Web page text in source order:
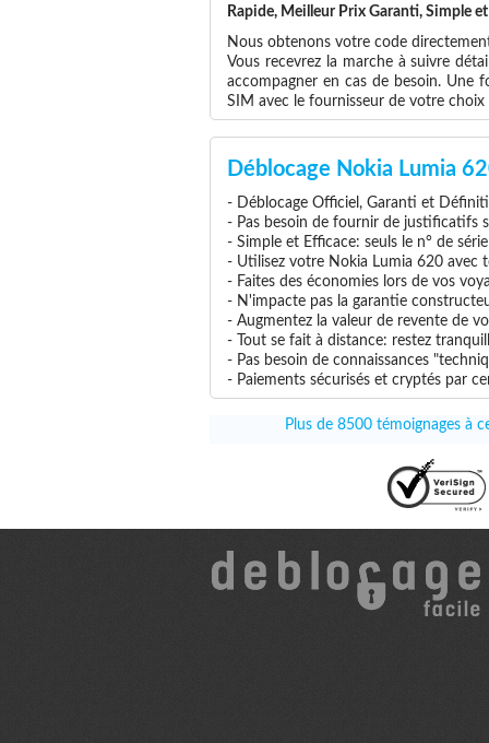
Rapide, Meilleur Prix Garanti, Simple
Nous obtenons votre code
Vous recevrez la marche à suivre
accompagner en cas de besoin. Une
SIM avec le fournisseur de votre
Déblocage Nokia Lumia
- Déblocage Officiel, Garanti et
- Pas besoin de fournir de justificatifs
- Simple et Efficace: seuls le n° de
- Utilisez votre Nokia Lumia 620 avec
- Faites des économies lors de vos
- N'impacte pas la garantie
- Augmentez la valeur de revente de
- Tout se fait à distance: restez
- Pas besoin de connaissances
- Paiements sécurisés et cryptés par
Plus de 8500 témoignages à